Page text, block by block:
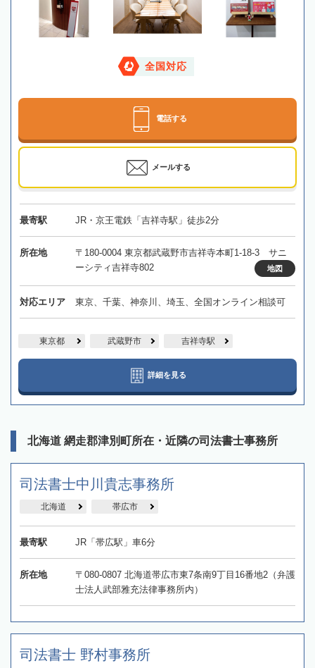
全国対応
電話する
メールする
最寄駅 JR・京王電鉄「吉祥寺駅」徒歩2分
所在地
〒180-0004 東京都武蔵野市吉祥寺本町1-18-3 サニ
ーシティ吉祥寺802
地図
対応エリア 東京、千葉、神奈川、埼玉、全国オンライン相談可
東京都 武蔵野市 吉祥寺駅
詳細を見る
北海道 網走郡津別町所在・近隣の司法書士事務所
司法書士中川貴志事務所
北海道 帯広市
最寄駅 JR「帯広駅」車6分
所在地
〒080-0807 北海道帯広市東7条南9丁目16番地2（弁護
士法人武部雅充法律事務所内）
司法書士 野村事務所